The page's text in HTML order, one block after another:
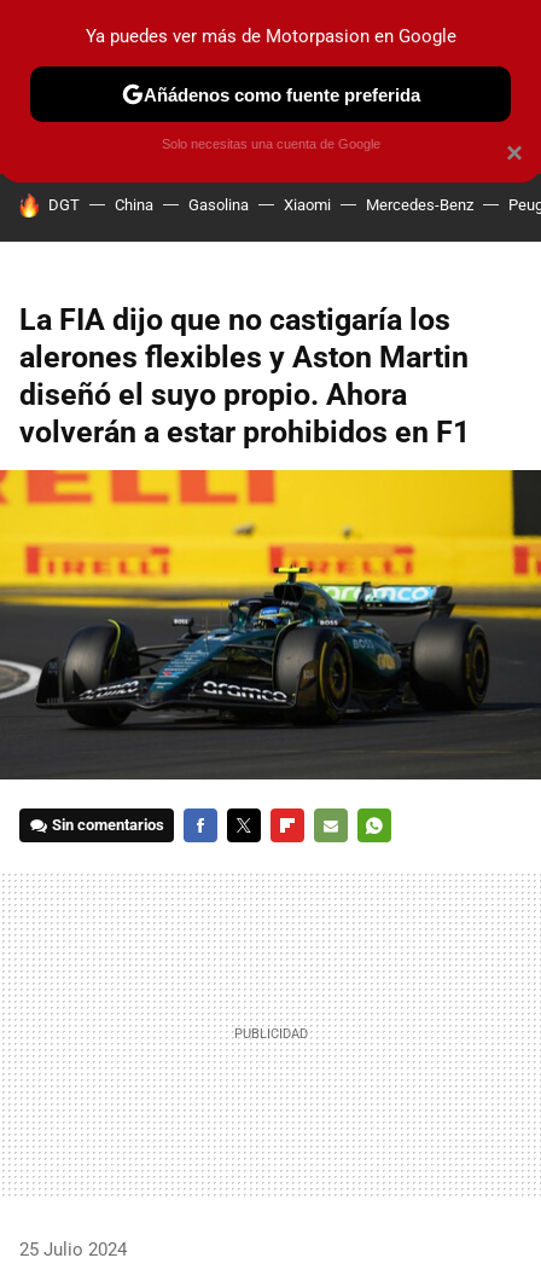
PRUEBAS COCHES ELÉCTRICOS OBSERVATORIO
HOY SE HABLA DE
DGT China Gasolina Xiaomi Mercedes-Benz
La FIA dijo que no castigaría los
alerones flexibles y Aston Martin
diseñó el suyo propio. Ahora
volverán a estar prohibidos en F1
Sin comentarios
MAIL
25 Julio 2024
×
Ya puedes ver más de Motorpasion en Google
Añádenos como fuente preferida
Solo necesitas una cuenta de Google